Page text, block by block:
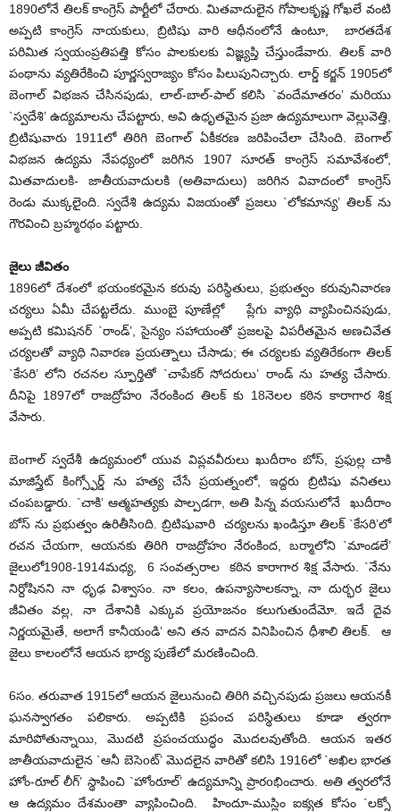
1890లోనే తిలక్ కాంగ్రెస్ పార్టీలో చేరారు. మితవాదులైన గోపాలకృష్ణ గోఖలే వంటి
అప్పటి కాంగ్రెస్ నాయకులు, బ్రిటిషు వారి ఆధీనంలోనే ఉంటూ, బారతదేశ
పరిమిత స్వయంప్రతిపత్తి కోసం పాలకులకు విజ్ఞ్యప్తి చేస్తుండేవారు. తిలక్ వారి
పంథాను వ్యతిరేకించి పూర్ణస్వరాజ్యం కోసం పిలుపునిచ్చారు. లార్డ్ కర్జన్ 1905లో
బెంగాల్ విభజన చేసినపుడు, లాల్-బాల్-పాల్ కలిసి `వందేమాతరం’ మరియు
`స్వదేశి’ ఉద్యమాలను చేపట్టారు, అవి ఉధృతమైన ప్రజా ఉద్యమాలుగా వెల్లువెత్తి,
బ్రిటిషువారు 1911లో తిరిగి బెంగాల్ ఏకీకరణ జరిపించేలా చేసింది. బెంగాల్
విభజన ఉద్యమ నేపధ్యంలో జరిగిన 1907 సూరత్ కాంగ్రెస్ సమావేశంలో,
మితవాదులకి- జాతీయవాదులకి (అతివాదులు) జరిగిన వివాదంలో కాంగ్రెస్
రెండు ముక్కలైంది. స్వదేశి ఉద్యమ విజయంతో ప్రజలు `లోకమాన్య’ తిలక్ ను
గౌరవించి బ్రహ్మరథం పట్టారు.
జైలు జీవితం
1896లో దేశంలో భయంకరమైన కరువు పరిస్థితులు, ప్రభుత్వం కరువునివారణ
చర్యలు ఏమీ చేపట్టలేదు. ముంబై పూణేల్లో ప్లేగు వ్యాధి వ్యాపించినపుడు,
అప్పటి కమిషనర్ `రాండ్’, సైన్యం సహాయంతో ప్రజలపై విపరీతమైన అణచివేత
చర్యలతో వ్యాధి నివారణ ప్రయత్నాలు చేసాడు; ఈ చర్యలకు వ్యతిరేకంగా తిలక్
`కేసరి’ లోని రచనల స్ఫూర్తితో `చాపేకర్ సోదరులు’ రాండ్ ను హత్య చేసారు.
దీనిపై 1897లో రాజద్రోహo నేరంకింద తిలక్ కు 18నెలల కఠిన కారాగార శిక్ష
వేసారు.
బెంగాల్ స్వదేశీ ఉద్యమంలో యువ విప్లవవీరులు ఖుదీరాం బోస్, ప్రఫుల్ల చాకి
మాజిస్త్రేట్ కింగ్స్ఫోర్డ్ ను హత్య చేసే ప్రయత్నంలో, ఇద్దరు బ్రిటిషు వనితలు
చంపబడ్డారు. `చాకి’ ఆత్మహత్యకు పాల్పడగా, అతి పిన్న వయసులోనే ఖుదీరాం
బోస్ ను ప్రభుత్వం ఉరితీసిoది. బ్రిటిషువారి చర్యలను ఖండిస్తూ తిలక్ `కేసరి’లో
రచన చేయగా, ఆయనకు తిరిగి రాజద్రోహo నేరంకింద, బర్మాలోని `మాండలే’
జైలులో1908-1914మధ్య, 6 సంవత్సరాల కఠిన కారాగార శిక్ష వేసారు. `నేను
నిర్దోషినని నా ధృఢ విశ్వాసం. నా కలం, ఉపన్యాసాలకన్నా, నా దుర్భర జైలు
జీవితం వల్ల, నా దేశానికి ఎక్కువ ప్రయోజనం కలుగుతుందేమో. ఇదే దైవ
నిర్ణయమైతే, అలాగే కానీయండి’ అని తన వాదన వినిపించిన ధీశాలి తిలక్. ఆ
జైలు కాలంలోనే ఆయన భార్య పుణేలో మరణించింది.
6సం. తరువాత 1915లో ఆయన జైలునుంచి తిరిగి వచ్చినపుడు ప్రజలు ఆయనకీ
ఘనస్వాగతం పలికారు. అప్పటికి ప్రపంచ పరిస్థితులు కూడా త్వరగా
మారిపోతున్నాయి, మొదటి ప్రపంచయుద్ధం మొదలవుతోంది. ఆయన ఇతర
జాతీయవాదులైన `ఆనీ బెసెoట్’ మొదలైన వారితో కలిసి 1916లో `అఖిల భారత
హోం-రూల్ లీగ్’ స్థాపించి `హోంరూల్’ ఉద్యమాన్ని ప్రారoభించారు. అతి త్వరలోనే
ఆ ఉద్యమం దేశమంతా వ్యాపించింది. హిందూ-ముస్లిం ఐక్యత కోసం `లక్నో